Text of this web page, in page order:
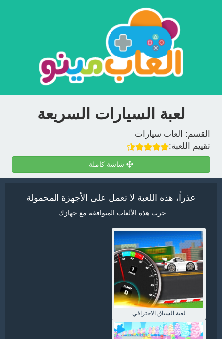
لعبة السيارات السريعة
القسم:
العاب سيارات
تقييم اللعبة:
شاشة كاملة
عذراً، هذه اللعبة لا تعمل على الأجهزة المحمولة
جرب هذه الألعاب المتوافقة مع جهازك:
لعبة السباق الاحترافي